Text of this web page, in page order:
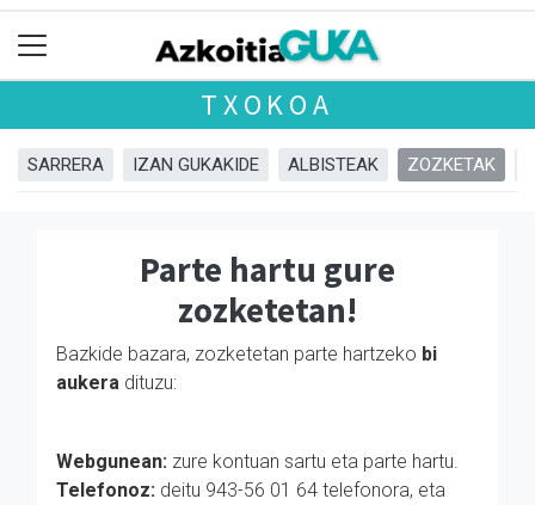
TXOKOA
SARRERA IZAN GUKAKIDE ALBISTEAK ZOZKETAK
Parte hartu gure
zozketetan!
Bazkide bazara, zozketetan parte hartzeko bi
aukera dituzu:
Webgunean: zure kontuan sartu eta parte hartu.
Telefonoz: deitu 943-56 01 64 telefonora, eta